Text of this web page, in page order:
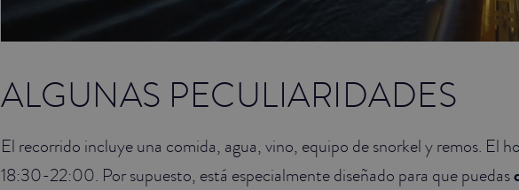
ALGUNAS PECULIARIDADES
El recorrido incluye una comida, agua, vino, equipo de snorkel y remos. El
18:30-22:00. Por supuesto, está especialmente diseñado para que puedas